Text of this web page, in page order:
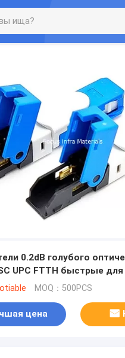
0.2dB голубого
UPC FTTH быстрые для
MOQ：500PCS
цена